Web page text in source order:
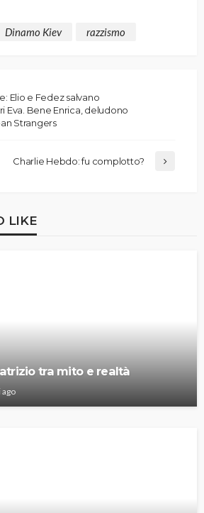
Dinamo Kiev razzismo
Elio e Fedez salvano
Eva. Bene Enrica, deludono
Strangers
Charlie Hebdo: fu complotto?
LIKE
tra mito e realtà
ago